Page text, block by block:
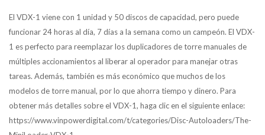
El VDX-1 viene con 1 unidad y 50 discos de capacidad, pero puede
funcionar 24 horas al día, 7 días a la semana como un campeón. El VDX-
1 es perfecto para reemplazar los duplicadores de torre manuales de
múltiples accionamientos al liberar al operador para manejar otras
tareas. Además, también es más económico que muchos de los
modelos de torre manual, por lo que ahorra tiempo y dinero. Para
obtener más detalles sobre el VDX-1, haga clic en el siguiente enlace:
https://www.vinpowerdigital.com/t/categories/Disc-Autoloaders/The-